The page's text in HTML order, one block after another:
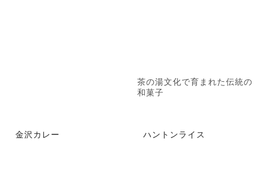
茶の湯文化で育まれた伝統の
和菓子
金沢カレー ハントンライス